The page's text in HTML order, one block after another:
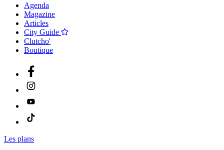
Agenda
Magazine
Articles
City Guide
Clutcho'
Boutique
Les plans